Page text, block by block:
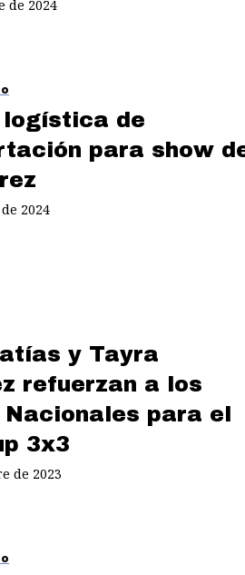
de 2024
logística de
para show
2024
y Tayra
refuerzan a los
Nacionales para el
3x3
de 2023